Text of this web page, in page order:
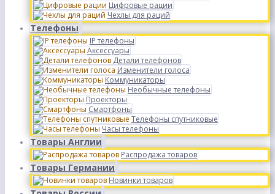
Цифровые рации
Чехлы для раций
Телефоны
IP телефоны
Аксессуары
Детали телефонов
Изменители голоса
Коммуникаторы
Необычные телефоны
Проекторы
Смартфоны
Телефоны спутниковые
Часы телефоны
Товары Англии
Распродажа товаров
Товары Германии
Новинки товаров